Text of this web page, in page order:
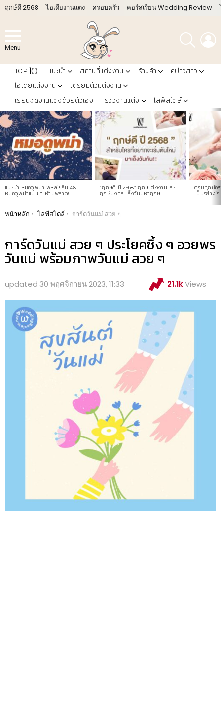
ฤกษ์ดี 2568 ไอเดียงานแต่ง ครอบครัว คอร์สเรียน Wedding Review
Menu
ค้นหา
TOP10 แนะนำ สถานที่แต่งงาน ร้านค้า
คู่บ่าวสาว
ไอเดียแต่งงาน
เตรียมตัวแต่งงาน
เรียนจัดงานแต่งด้วยตัวเอง
รีวิวงานแต่ง ไลฟ์สไตล์
LATEST
STORIES
แนะนำ หมอดูพม่า พหลโยธิน 48 –
หมอดูพม่าแม่น ๆ ห้ามพลาด!
“ฤกษ์ดี ปี 2568” ฤกษ์แต่งงานและ
ฤกษ์มงคล เล็งวันมหาฤกษ์!
ตอบทุกข้อส
เป็นอย่างไร
You are here:
หน้าหลัก ไลฟ์สไตล์ การ์ดวันแม่ สวย ๆ ประโยคซึ้ง ๆ อวยพรวันแม่ พร้อมภาพวันแม่ สวย ๆ
การ์ดวันแม่ สวย ๆ ประโยคซึ้ง ๆ อวยพร
วันแม่ พร้อมภาพวันแม่ สวย ๆ
updated 30 พฤศจิกายน 2023, 11:33 21.1kViews